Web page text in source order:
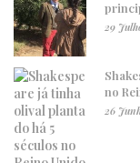
29
no
26